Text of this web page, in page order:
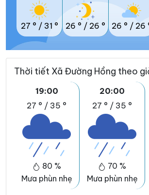
27 ° / 31 ° 26 ° / 26 ° 26 ° / 26
Thời tiết Xã Đường Hồng theo
19:00
27 ° / 35 °
80 %
Mưa phùn nhẹ
20:00
27 ° / 35 °
70 %
Mưa phùn nhẹ